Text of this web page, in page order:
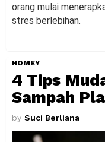
orang mulai
stres berlebihan.
HOMEY
4 Tips
Sampah
by Suci Berliana